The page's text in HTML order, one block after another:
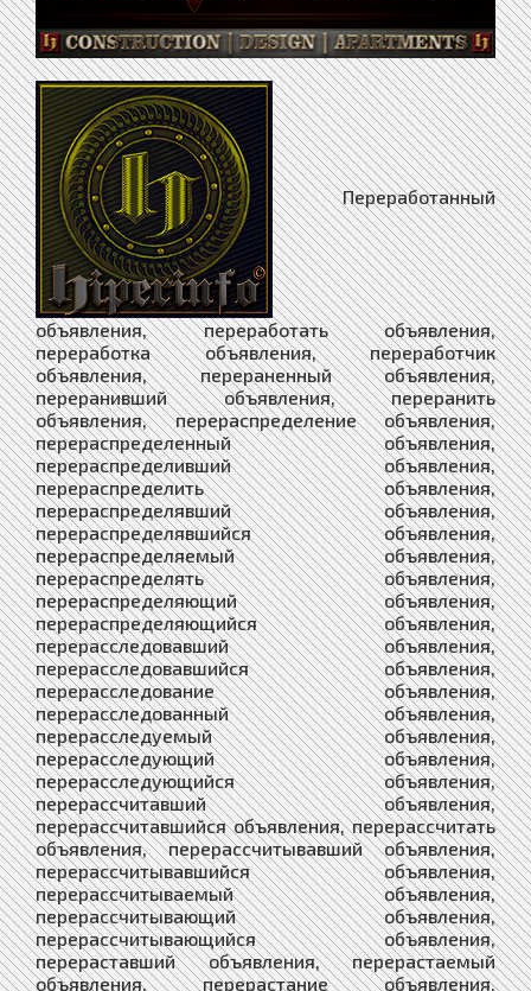
Переработанный объявления, переработать объявления, переработка объявления, переработчик объявления, перераненный объявления, переранивший объявления, переранить объявления, перераспределение объявления, перераспределенный объявления, перераспределивший объявления, перераспределить объявления, перераспределявший объявления, перераспределявшийся объявления, перераспределяемый объявления, перераспределять объявления, перераспределяющий объявления, перераспределяющийся объявления, перерасследовавший объявления, перерасследовавшийся объявления, перерасследование объявления, перерасследованный объявления, перерасследуемый объявления, перерасследующий объявления, перерасследующийся объявления, перерассчитавший объявления, перерассчитавшийся объявления, перерассчитать объявления, перерассчитывавший объявления, перерассчитывавшийся объявления, перерассчитываемый объявления, перерассчитывающий объявления, перерассчитывающийся объявления, перераставший объявления, перерастаемый объявления, перерастание объявления, перерастать объявления, перерастающий объявления, перерасти объявления, перерасход объявления, перерасходовавший объявления, перерасходовавшийся объявления, перерасходование объявления, перерасходованный объявления, перерасходовать объявления, перерасходуемый объявления, перерасходующий объявления, перерасходующийся объявления, перерасчет объявления, перервавший объявления, перервавшийся объявления, перерванец объявления, перерваница объявления, перерванка объявления, перерванный объявления, перервать объявления, перерегистрация объявления, перерегистрировавший объявления, перерегистрировавшийся объявления, перерегистрированный объявления, перерегистрироваться объявления, перерегистрируемый объявления, перерегистрирующий объявления, перерегистрирующийся объявления, перерегулирование объявления, перерегулировка объявления, перередактировавший объявления, перередактировавшийся объявления, перередактирование объявления, перередактированный объявления, перередактироваться объявления, перередактируемый объявления, перередактирующий объявления, перередактирующийся объявления, перерезавший объявления, перерезавшийся объявления, перерезание объявления, перерезанный объявления, перерезать объявления, перерезка объявления, перерезывавший объявления, перерезывавшийся объявления, перерезываемый объявления, перерезывание объявления, перерезывающий объявления, перерезывающийся объявления, перерешавший объявления, перерешавшийся объявления, перерешать объявления, перерешающий объявления, перерешающийся объявления, перерешенный объявления, перерешивший объявления, перерешить объявления, перержавевший объявления, перержавелый объявления, перержавленный объявления, перерисовавший объявления, перерисовавшийся объявления, перерисованный объявления, перерисовать объявления, перерисовка объявления, перерисовывавший объявления, перерисовывавшийся объявления, перерисовываемый объявления, перерисовывание объявления, перерисовываться объявления, перерисовывающий объявления, перерисовывающийся объявления, переродивший объявления, переродившийся объявления, переродиться объявления, перерождавший объявления, перерождавшийся объявления, перерождаться объявления, перерождающий объявления, перерождающийся объявления, перерожденец объявления, перерождение объявления, перерожденка объявления, перерожденный объявления, перероженец объявления, перероженка объявления, переросток объявления, переросший объявления, переруб объявления, перерубавший объявления, перерубавшийся объявления, перерубаемый объявления, перерубание объявления, перерубать объявления, перерубающий объявления, перерубающийся объявления, перерубивший объявления, перерубившийся объявления, перерубить объявления, перерубка объявления, перерубленный объявления, переругавший объявления, переругавшийся объявления, переруганный объявления, переругаться объявления, переругивавший объявления, переругивавшийся объявления, переругивание объявления, переругиваться объявления, переругивающий объявления, переругивающийся объявления, перерыв объявления, перерывавший объявления, перерывавшийся объявления, перерываемый объявления, перерывание объявления, перерывать объявления, перерывающий объявления, перерывающийся объявления, перерывчатый объявления, перерывший объявления, перерытый объявления, перерыть объявления, перерыхленный объявления, перерыхливший объявления, перерыхлить объявления, перерыхлявший объявления, перерыхлявшийся объявления, перерыхляемый объявления, перерыхляющий объявления, перерыхляющийся объявления, перерядивший объявления, перерядившийся объявления, перерядиться объявления, переряжавший объявления, переряжавшийся объявления, переряжаемый объявления, переряжающий объявления, переряжающийся объявления, переряженный объявления, переряживавший объявления, переряживавшийся объявления, переряживаемый объявления, переряживание объявления, переряживающий объявления, переряживающийся объявления, пересадивший объявления, пересадить объявления, пересадка объявления, пересадок объявления, пересадчик объявления, пересадчица объявления, пересаженный объявления, пересаживавший объявления, пересаживавшийся объявления, пересаживаемый объявления, пересаживание объявления, пересаживаться объявления, пересаживающий объявления, пересаживающийся объявления, пересаливавший объявления, пересаливание объявления, пересаливать объявления, пересаливающий объявления, пересахаренный объявления, пересахаривавший объявления, пересахаривавшийся объявления, пересахаривающий объявления, пересахаривающийся объявления, пересахаривший объявления, пересвист объявления, пересдававший объявления, пересдававшийся объявления, пересдаваемый объявления, пересдавший объявления, пересданный объявления, пересдающий объявления, пересдающийся объявления, пересев объявления, пересевший объявления, пересеивание объявления, пересекавший объявления, пересекавшийся объявления, пересекаемость объявления, пересекаемый объявления, пересекание объявления, пересекать объявления, пересекаться объявления, пересекающий объявления, пересекающийся объявления, пересекший объявления, пересекшийся объявления, переселенец объявления, переселение объявления, переселенка объявления, переселенный объявления, переселенческий объявления, переселивший объявления, переселившийся объявления, переселиться объявления, переселявший объявления, переселявшийся объявления, переселяемый объявления, переселяющий объявления, переселяющийся объявления, пересесть объявления, пересечение объявления, пересеченность объявления, пересеченный объявления, пересечь объявления, пересечься объявления, пересидевший объявления, пересидеть объявления, пересиленный объявления, пересиливавший объявления, пересиливавшийся объявления, пересиливаемый объявления, пересиливание объявления, пересиливать объявления, пересиливающий объявления, пересиливающийся объявления, пересиливший объявления, пересилить объявления, перескабливавший объявления, перескабливавшийся объявления, перескабливающий объявления, перескабливающийся объявления, пересказ объявления, пересказавший объявления, пересказанный объявления, пересказать объявления, пересказчик объявления, пересказчица объявления, пересказывавший объявления, пересказывавшийся объявления, пересказываемый объявления, пересказывание объявления, пересказывать объявления, пересказывающий объявления, пересказывающийся объявления, перескакивавший объявления, перескакивавшийся объявления, перескакиваемый объявления, перескакивание объявления, перескакивать объявления, перескакивающий объявления, перескакивающийся объявления, перескакнувший объявления, переския объявления, перескобленный объявления, перескобливший объявления, перескок объявления, перескоченный объявления, перескочивший объявления, перескочить объявления, перескребший объявления, перескрести объявления, переславль-залесский объявления, переславший объявления, переслаивавший объявления, переслаивавшийся объявления, переслаивание объявления, переслаиваться объявления, переслаивающий объявления, переслаивающийся объявления, пересланный объявления, пересластивший объявления, пересластить объявления, переслать объявления, переслащенный объявления, переслащивавший объявления, переслащивавшийся объявления, переслащивание объявления, переслащивающий объявления, переслащивающийся объявления, переслушавший объявления, переслушанный объявления, переслушать объявления, переслушивавший объявления, переслушивавшийся объявления, переслушиваемый объявления, переслушивание объявления, переслушивающий объявления, переслушивающийся объявления, переслюненный объявления, переслюнивавший объявления, переслюнивавшийся объявления, переслюниваемый объявления, переслюнивающий объявления, переслюнивающийся объявления, переслюнивший объявления, переслюнить объявления, переслюнявивший объявления, переслюнявившийся объявления, переслюнявленный объявления, переслюнявливавший объявления, переслюнявливавшийся объявления, переслюнявливаемый объявления, переслюнявливающий объявления, переслюнявливающийся объявления, пересмаливавший объявления, пересмаливавшийся объявления, пересмаливаемый объявления, пересмаливание объявления, пересмаливающий объявления, пересмаливающийся объявления, пересматривавший объявления, пересматривавшийся объявления, пересматриваемый объявления, пересматривание объявления, пересматривать объявления, пересматриваться объявления, пересматривающий объявления, пересматривающийся объявления, пересмеивавший объявления, пересмеивавшийся объявления, пересмеиваемый объявления, пересмеивание объявления, пересмеивать объявления, пересмеивающий объявления, пересмеивающийся объявления, пересмена объявления, пересменка объявления, пересмех объявления, пересмешивший объявления, пересмешить объявления, пересмешка объявления, пересмешки объявления, пересмешник объявления, пересмешница объявления, пересмешничавший объявления, пересмешничать объявления, пересмешничающий объявления, пересмешничество объявления, пересмеявший объявления, пересмеянный объявления, пересмеять объявления, пересмоленн